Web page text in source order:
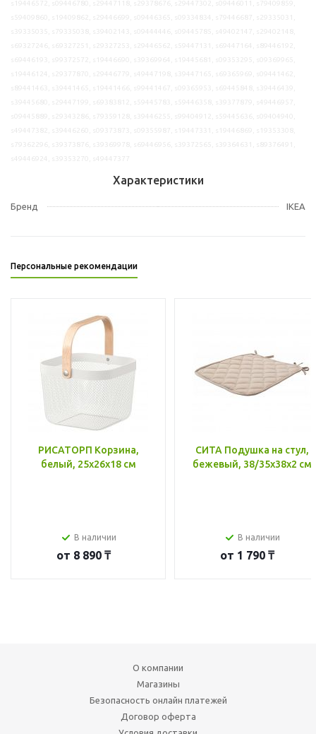
Характеристики
Бренд IKEA
Персональные рекомендации
РИСАТОРП Корзина,
белый, 25x26x18 см
В наличии
от 8 890 ₸
СИТА Подушка на стул,
бежевый, 38/35x38x2 см
В наличии
от 1 790 ₸
О компании
Магазины
Безопасность онлайн платежей
Договор оферта